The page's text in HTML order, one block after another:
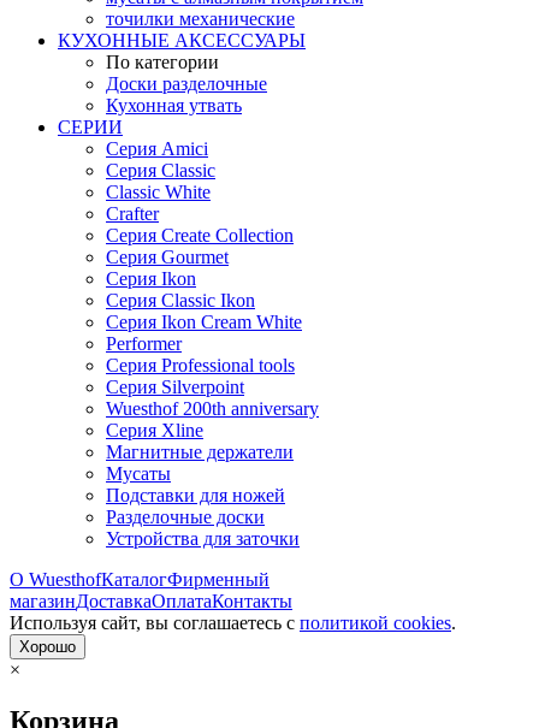
точилки механические
КУХОННЫЕ АКСЕССУАРЫ
По категории
Доски разделочные
Кухонная утвать
СЕРИИ
Серия Amici
Серия Classic
Classic White
Crafter
Серия Create Collection
Серия Gourmet
Серия Ikon
Серия Classic Ikon
Серия Ikon Cream White
Performer
Серия Professional tools
Серия Silverpoint
Wuesthof 200th anniversary
Серия Xline
Магнитные держатели
Мусаты
Подставки для ножей
Разделочные доски
Устройства для заточки
О WuesthofКаталогФирменный
магазинДоставкаОплатаКонтакты
Используя сайт, вы согла­шаетесь с политикой cookies.
Хорошо
×
Корзина